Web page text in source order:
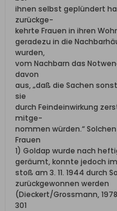
ihnen selbst geplündert
zurückge-
kehrte Frauen in ihren
geradezu in die
wurden,
vom Nachbarn das
davon
aus, „daß die Sachen
sie
durch Feindeinwirkung
mitge-
nommen würden.“
Frauen
1) Goldap wurde nach
geräumt, konnte jedoch
stoß am 3. 11. 1944 durch
zurückgewonnen werden
(Dieckert/Grossmann,
301